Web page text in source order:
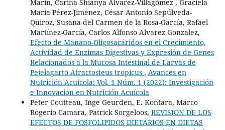
Marín, Carina Shianya Álvarez-Villagómez , Graciela
María Pérez-Jiménez, César Antonio Sepúlveda-
Quiroz, Susana del Carmen de la Rosa-García, Rafael
Martínez-García, Carlos Alfonso Alvarez Gonzalez,
Efecto de Manano-Oligosacáridos en el Crecimiento,
Actividad de Enzimas Digestivas y Expresión de Genes
Relacionados a la Mucosa Intestinal de Larvas de
Pejelagarto Atractosteus tropicus , Avances en
Nutrición Acuicola: Vol. 1 Núm. 1 (2022): Investigación
e Innovación en Nutrición Acuícola
Peter Coutteau, Inge Geurden, E. Kontara, Marco
Rogerio Camara, Patrick Sorgeloos, REVISION DE LOS
EFECTOS DE FOSFOLIPIDOS DIETARIOS EN DIETAS